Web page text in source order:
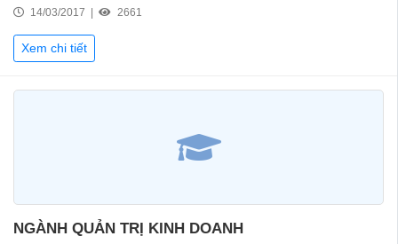
14/03/2017 | 2661
Xem chi tiết
NGÀNH QUẢN TRỊ KINH DOANH